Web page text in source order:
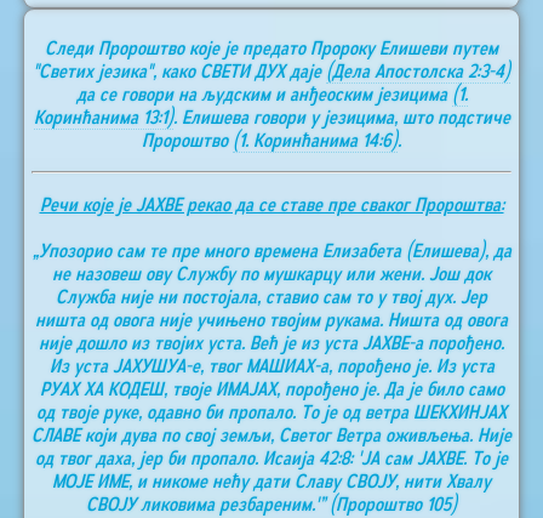
Следи Пророштво које је предато Пророку Елишеви путем
"Светих језика", како СВЕТИ ДУХ даје (Дела Апостолска 2:3-4)
да се говори на људским и анђеоским језицима (1.
Коринћанима 13:1). Елишева говори у језицима, што подстиче
Пророштво (1. Коринћанима 14:6).
Речи које је ЈАХВЕ рекао да се ставе пре сваког Пророштва:
„Упозорио сам те пре много времена Елизабета (Елишева), да
не назовеш ову Службу по мушкарцу или жени. Још док
Служба није ни постојала, ставио сам то у твој дух. Јер
ништа од овога није учињено твојим рукама. Ништа од овога
није дошло из твојих уста. Већ је из уста ЈАХВЕ-а порођено.
Из уста ЈАХУШУА-е, твог МАШИАХ-а, порођено је. Из уста
РУАХ ХА КОДЕШ, твоје ИМАЈАХ, порођено је. Да је било само
од твоје руке, одавно би пропало. То је од ветра ШЕКХИНЈАХ
СЛАВЕ који дува по свој земљи, Светог Ветра оживљења. Није
од твог даха, јер би пропало. Исаија 42:8: 'ЈА сам ЈАХВЕ. То је
МОЈЕ ИМЕ, и никоме нећу дати Славу СВОЈУ, нити Хвалу
СВОЈУ ликовима резбареним.'” (Пророштво 105)